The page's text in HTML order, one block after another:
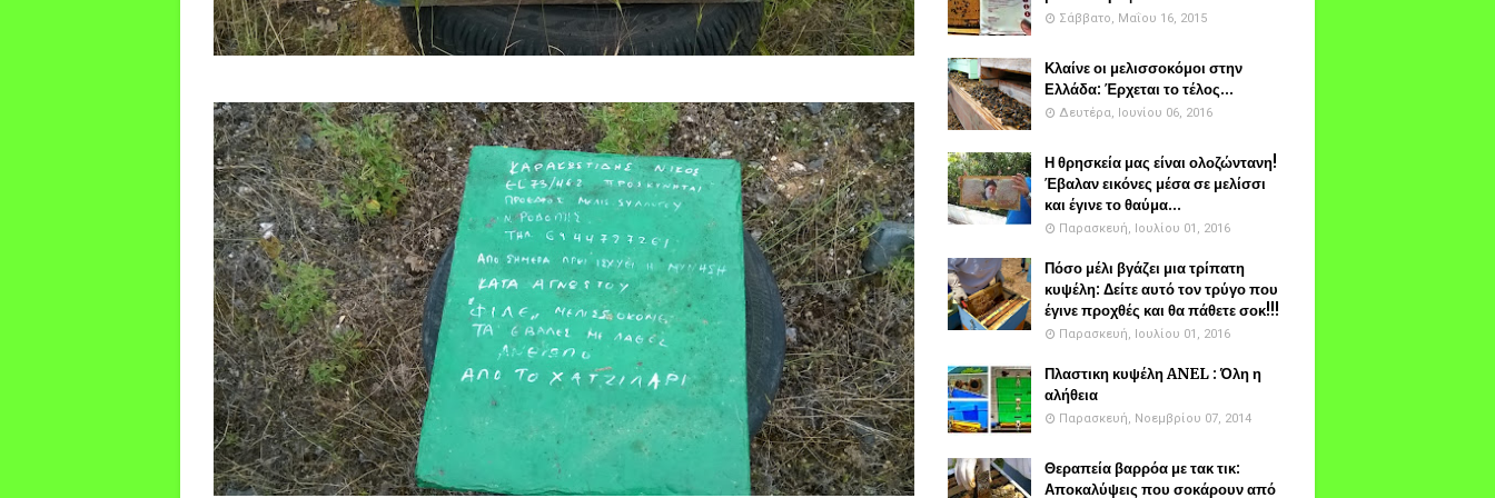
Σάββατο, Μαΐου 16, 2015
Κλαίνε οι μελισσοκόμοι στην
Ελλάδα: Έρχεται το τέλος...
Δευτέρα, Ιουνίου 06, 2016
Η θρησκεία μας είναι ολοζώντανη!
Έβαλαν εικόνες μέσα σε μελίσσι
και έγινε το θαύμα...
Παρασκευή, Ιουλίου 01, 2016
Πόσο μέλι βγάζει μια τρίπατη
κυψέλη: Δείτε αυτό τον τρύγο που
έγινε προχθές και θα πάθετε σοκ!!!
Παρασκευή, Ιουλίου 01, 2016
Πλαστικη κυψέλη ANEL : Όλη η
αλήθεια
Παρασκευή, Νοεμβρίου 07, 2014
Θεραπεία βαρρόα με τακ τικ:
Αποκαλύψεις που σοκάρουν από